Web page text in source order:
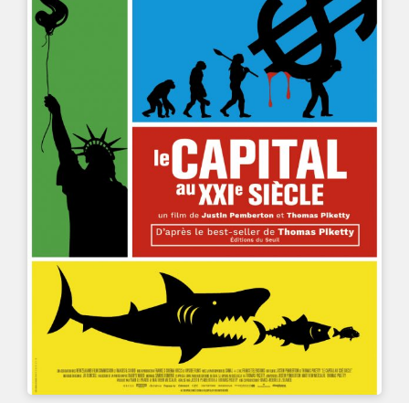
UN FILM DE
JUSTIN PEMBERTON, THOMAS PIKETTY